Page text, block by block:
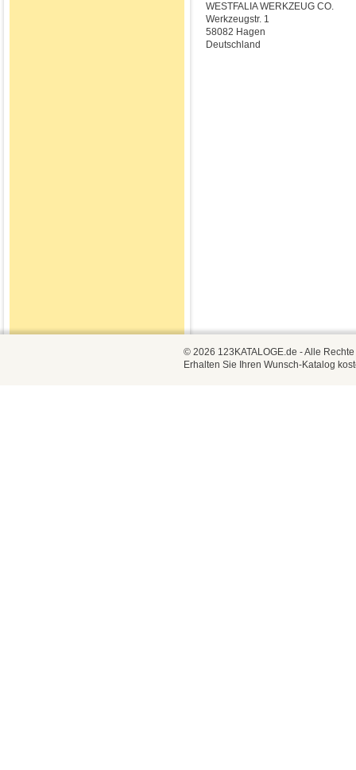
WESTFALIA WERKZEUG CO.
Werkzeugstr. 1
58082 Hagen
Deutschland
© 2026 123KATALOGE.de - Alle
Erhalten Sie Ihren Wunsch-Katalog